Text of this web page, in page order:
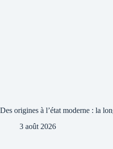
Des origines à l’état moderne : la
3 août 2026